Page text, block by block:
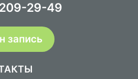
29-49
запись